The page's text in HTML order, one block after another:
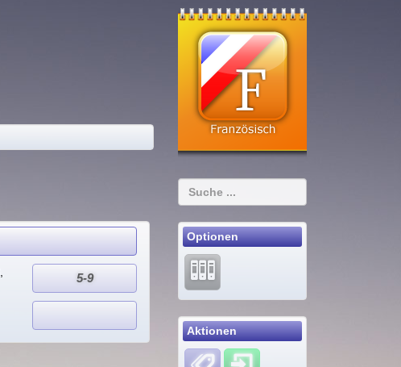
5-9
Optionen
Aktionen